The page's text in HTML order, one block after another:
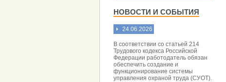
НОВОСТИ И СОБЫТИЯ
24.06.2026
В соответствии со статьей 214
Трудового кодекса Российской
Федерации работодатель обязан
обеспечить создание и
функционирование системы
управления охраной труда (СУОТ).